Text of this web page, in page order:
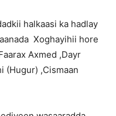
halkaasi ka hadlay
Xoghayihii hore
Axmed ,Dayr
(Hugur) ,Cismaan